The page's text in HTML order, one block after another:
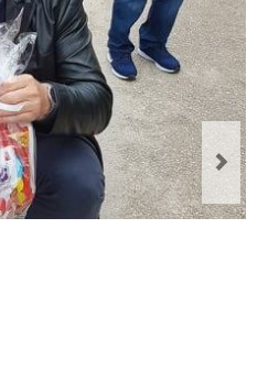
u stambenom